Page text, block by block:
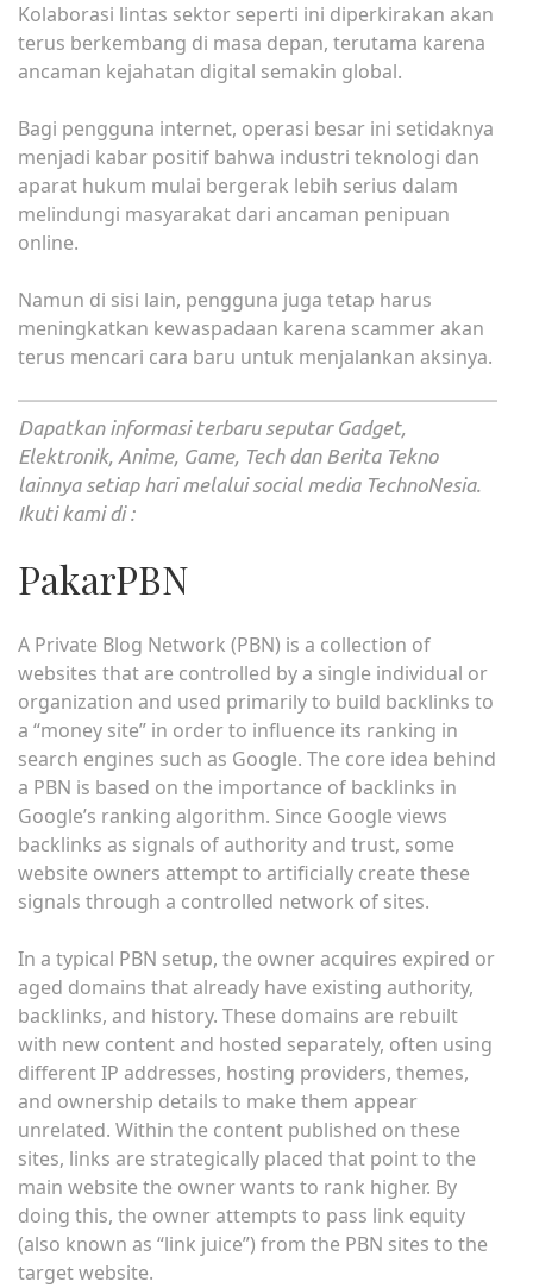
Kolaborasi lintas sektor seperti ini diperkirakan akan
terus berkembang di masa depan, terutama karena
ancaman kejahatan digital semakin global.
Bagi pengguna internet, operasi besar ini setidaknya
menjadi kabar positif bahwa industri teknologi dan
aparat hukum mulai bergerak lebih serius dalam
melindungi masyarakat dari ancaman penipuan
online.
Namun di sisi lain, pengguna juga tetap harus
meningkatkan kewaspadaan karena scammer akan
terus mencari cara baru untuk menjalankan aksinya.
Dapatkan informasi terbaru seputar Gadget,
Elektronik, Anime, Game, Tech dan Berita Tekno
lainnya setiap hari melalui social media TechnoNesia.
Ikuti kami di :
PakarPBN
A Private Blog Network (PBN) is a collection of
websites that are controlled by a single individual or
organization and used primarily to build backlinks to
a “money site” in order to influence its ranking in
search engines such as Google. The core idea behind
a PBN is based on the importance of backlinks in
Google’s ranking algorithm. Since Google views
backlinks as signals of authority and trust, some
website owners attempt to artificially create these
signals through a controlled network of sites.
In a typical PBN setup, the owner acquires expired or
aged domains that already have existing authority,
backlinks, and history. These domains are rebuilt
with new content and hosted separately, often using
different IP addresses, hosting providers, themes,
and ownership details to make them appear
unrelated. Within the content published on these
sites, links are strategically placed that point to the
main website the owner wants to rank higher. By
doing this, the owner attempts to pass link equity
(also known as “link juice”) from the PBN sites to the
target website.